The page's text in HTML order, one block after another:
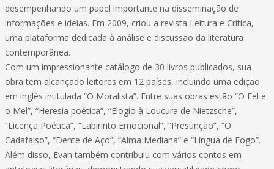
desempenhando um papel importante na disseminação de
informações e ideias. Em 2009, criou a revista Leitura e Crítica,
uma plataforma dedicada à análise e discussão da literatura
contemporânea.
Com um impressionante catálogo de 30 livros publicados, sua
obra tem alcançado leitores em 12 países, incluindo uma edição
em inglês intitulada “O Moralista”. Entre suas obras estão “O Fel e
o Mel”, “Heresia poética”, “Elogio à Loucura de Nietzsche”,
“Licença Poética”, “Labirinto Emocional”, “Presunção”, “O
Cadafalso”, “Dente de Aço”, “Alma Mediana” e “Língua de Fogo”.
Além disso, Evan também contribuiu com vários contos em